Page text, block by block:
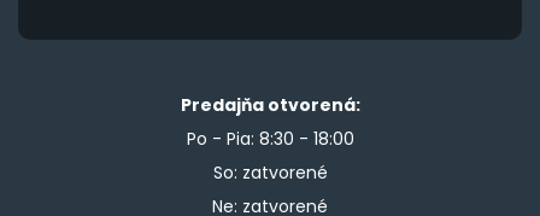
Predajňa otvorená:
Po - Pia: 8:30 - 18:00
So: zatvorené
Ne: zatvorené